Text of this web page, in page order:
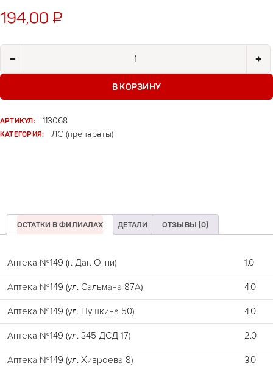
194,00 ₽
− +
В КОРЗИНУ
АРТИКУЛ:
113068
КАТЕГОРИЯ:
ЛС (препараты)
ОСТАТКИ В ФИЛИАЛАХ ДЕТАЛИ ОТЗЫВЫ (0)
Аптека №149 (г. Даг. Огни) 1.0
Аптека №149 (ул. Сальмана 87А) 4.0
Аптека №149 (ул. Пушкина 50) 4.0
Аптека №149 (ул. 345 ДСД 17) 2.0
Аптека №149 (ул. Хизроева 8) 3.0